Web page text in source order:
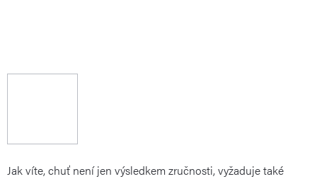
Jak víte, chuť není jen výsledkem zručnosti, vyžaduje také